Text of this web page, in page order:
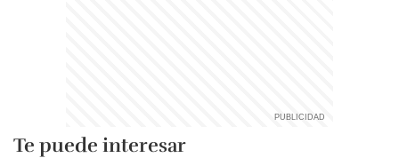
Te puede interesar